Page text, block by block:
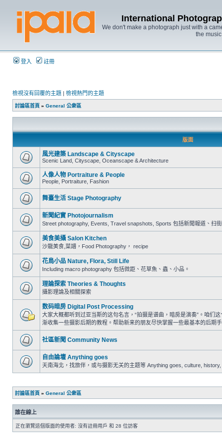
International
We don't make a photograph just with a
the
登入 註冊
檢視沒有回覆的主題 | 檢視熱門的主題
討論區首頁 » General 公衆區
版面
風光建築 Landscape & Cityscape
Scenic Land, Cityscape, Oceanscape & Architecture
人像人物 Portraiture & People
People, Portraiture, Fashion
舞臺生活 Stage Photography
新聞紀實 Photojournalism
Street photography, Events, Travel snapshots, Sports 包括新聞報道、扫
美食美攝 Salon Kitchen
沙龍美食,菜譜，Food Photography， recipe
花鳥小品 Nature, Flora, Still Life
Including macro photography 包括微距、花草魚、蟲、小品。
理論探索 Theories & Thoughts
攝影理論及相關探索
数码暗房 Digital Post Processing
大家大概都听到过亚当斯的这句名言，“拍摄是谱曲，暗房是演奏”。咱们
渐收集一些摄影后期的教程。帮助新来的朋友尽快掌握一些最基本的后期
社區新聞 Community News
自由論壇 Anything goes
天南海北，找旅伴，或与摄影无关的主题等 Anything goes, culture,
討論區首頁 » General 公衆區
誰在線上
正在瀏覽這個版面的使用者: 沒有註冊用戶 和 28 位訪客